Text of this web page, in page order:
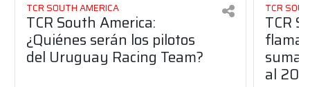
TCR SOUTH AMERICA
TCR South America:
¿Quiénes serán los pilotos
del Uruguay Racing Team?
TCR
TCR
suma
al